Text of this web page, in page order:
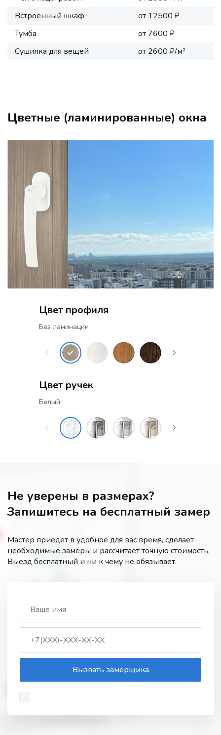
Встроенный шкаф
от 12500 ₽
Тумба
от 7600 ₽
Сушилка для вещей
от 2600 ₽/м²
Цветные (ламинированные) окна
Цвет профиля
Без ламинации
Цвет ручек
Белый
Не уверены в размерах?
Запишитесь на бесплатный замер
Мастер приедет в удобное для вас время, сделает
необходимые замеры и рассчитает точную стоимость.
Выезд бесплатный и ни к чему не обязывает.
Вызвать замерщика